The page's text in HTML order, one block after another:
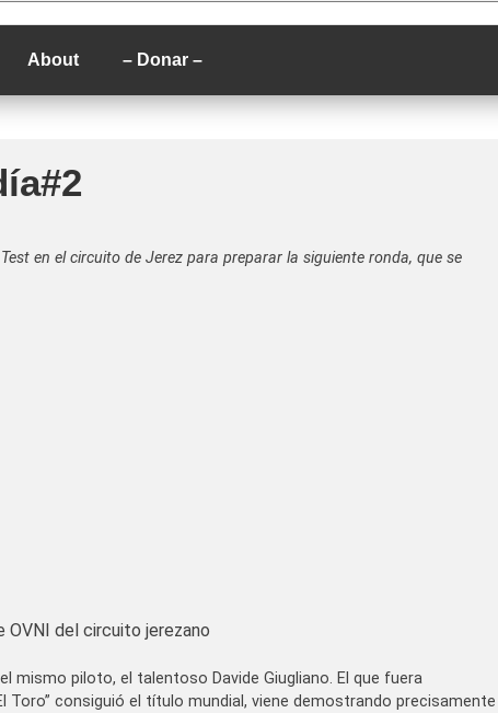
About – Donar –
en el circuito de Jerez para preparar la siguiente ronda, que se
OVNI del circuito jerezano
mismo piloto, el talentoso Davide Giugliano. El que fuera
Toro” consiguió el título mundial, viene demostrando precisamente